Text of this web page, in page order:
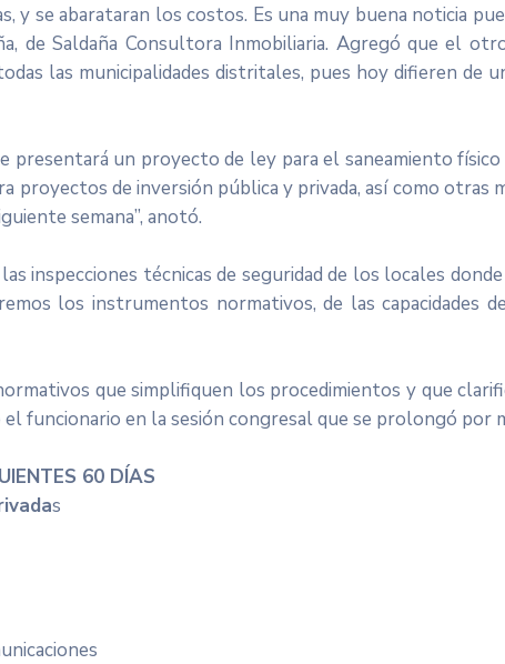
y se abarataran los costos. Es una muy buena noticia
de Saldaña Consultora Inmobiliaria. Agregó que el
las municipalidades distritales, pues hoy difieren de
un proyecto de ley para el saneamiento
proyectos de inversión pública y privada, así como otras
semana”, anotó.
inspecciones técnicas de seguridad de los locales
los instrumentos normativos, de las
que simplifiquen los procedimientos y que
funcionario en la sesión congresal que se prolongó por
60 DÍAS
s